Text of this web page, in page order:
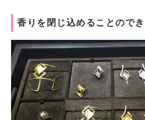
香りを閉じ込めることので